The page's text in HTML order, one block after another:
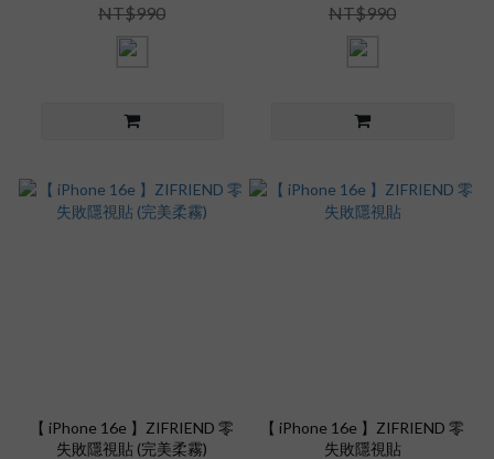
NT$990
NT$990
【 iPhone 16e 】ZIFRIEND 零
失敗隱視貼 (完美柔霧)
【 iPhone 16e 】ZIFRIEND 零
失敗隱視貼